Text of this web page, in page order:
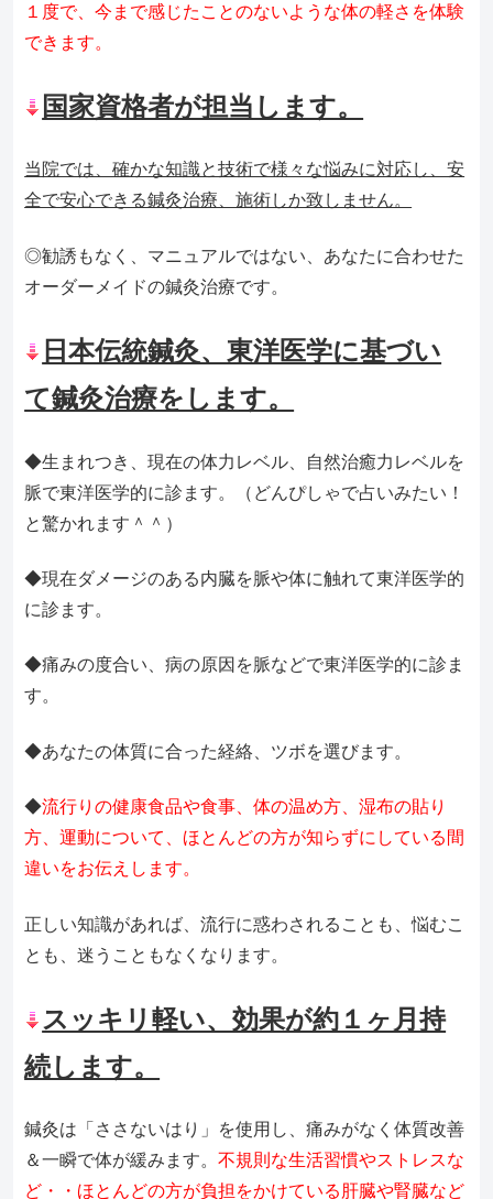
１度で、今まで感じたことのないような体の軽さを体験
できます。
国家資格者が担当します。
当院では、確かな知識と技術で様々な悩みに対応し、安
全で安心できる鍼灸治療、施術しか致しません。
◎勧誘もなく、マニュアルではない、あなたに合わせた
オーダーメイドの鍼灸治療です。
日本伝統鍼灸、東洋医学に基づい
て鍼灸治療をします。
◆生まれつき、現在の体力レベル、自然治癒力レベルを
脈で東洋医学的に診ます。（どんぴしゃで占いみたい！
と驚かれます＾＾ ）
◆現在ダメージのある内臓を脈や体に触れて東洋医学的
に診ます。
◆痛みの度合い、病の原因を脈などで東洋医学的に診ま
す。
◆あなたの体質に合った経絡、ツボを選びます。
◆流行りの健康食品や食事、体の温め方、湿布の貼り
方、運動について、ほとんどの方が知らずにしている間
違いをお伝えします。
正しい知識があれば、流行に惑わされることも、悩むこ
とも、迷うこともなくなります。
スッキリ軽い、効果が約１ヶ月持
続します。
鍼灸は「ささないはり」を使用し、痛みがなく体質改善
＆一瞬で体が緩みます。不規則な生活習慣やストレスな
ど・・ほとんどの方が負担をかけている肝臓や腎臓など